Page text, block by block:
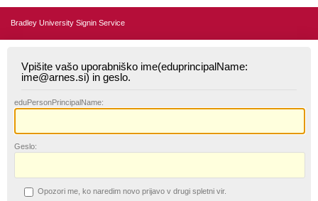
Bradley University Signin Service
Vpišite vašo uporabniško ime(eduprincipalName:
ime@arnes.si) in geslo.
eduPersonPrincipalName:
Geslo:
Opozori me, ko naredim novo prijavo v drugi spletni vir.